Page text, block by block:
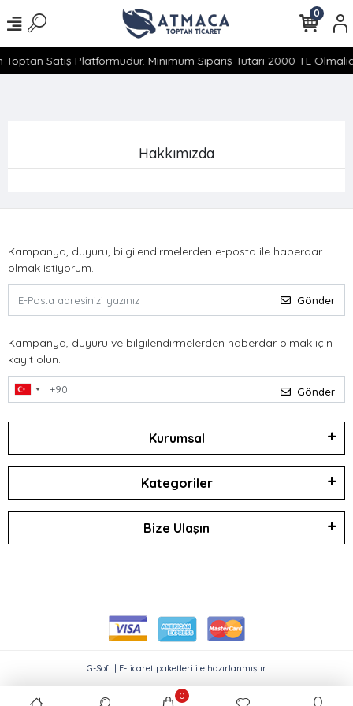
Satış Platformudur. Minimum Sipariş Tutarı 2000 TL
0
Hakkımızda
Kampanya, duyuru, bilgilendirmelerden e-posta ile haberdar
olmak istiyorum.
Gönder
Kampanya, duyuru ve bilgilendirmelerden haberdar olmak için
kayıt olun.
Gönder
Kurumsal
Kategoriler
Bize Ulaşın
0
G-Soft | E-ticaret paketleri ile hazırlanmıştır.